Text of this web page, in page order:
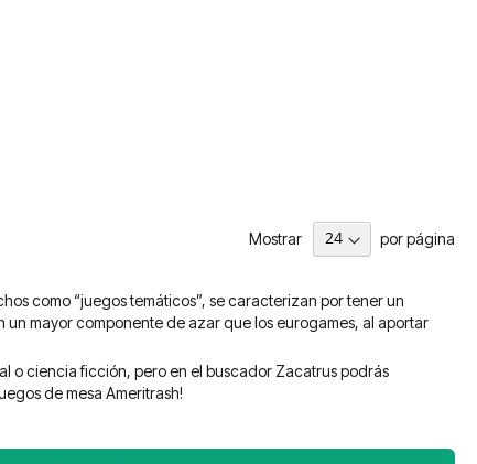
Mostrar por página
como “juegos temáticos”, se caracterizan por tener un
mayor componente de azar que los eurogames, al aportar
o ciencia ficción, pero en el buscador Zacatrus podrás
de mesa Ameritrash!